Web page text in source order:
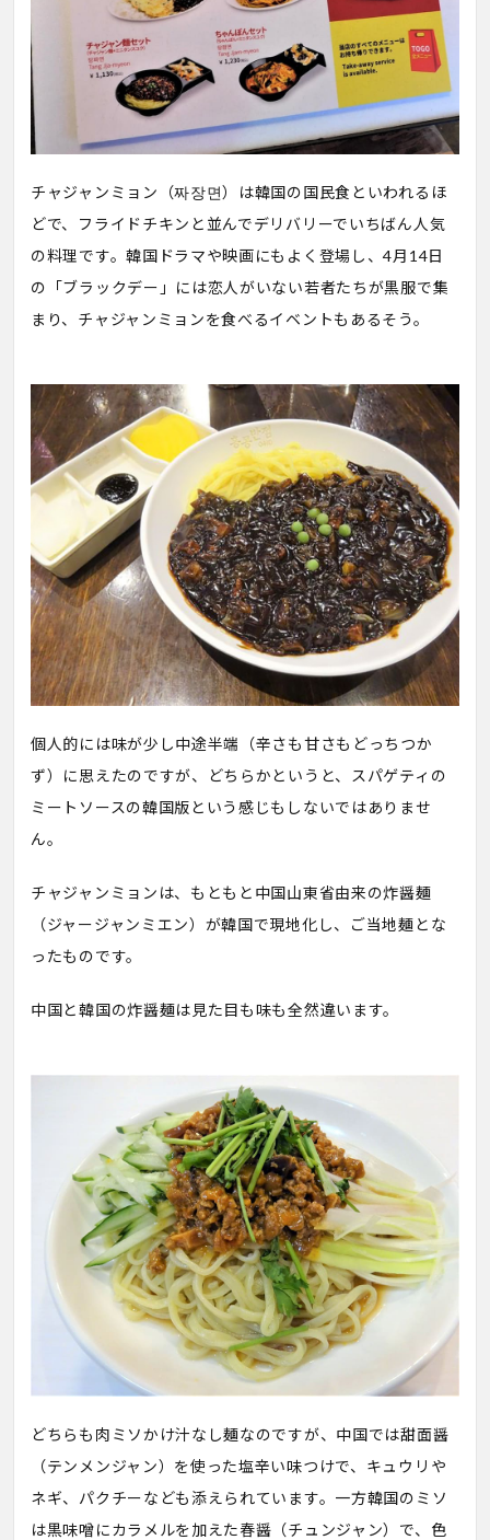
チャジャンミョン（짜장면）は韓国の国民食といわれるほ
どで、フライドチキンと並んでデリバリーでいちばん人気
の料理です。韓国ドラマや映画にもよく登場し、4月14日
の「ブラックデー」には恋人がいない若者たちが黒服で集
まり、チャジャンミョンを食べるイベントもあるそう。
個人的には味が少し中途半端（辛さも甘さもどっちつか
ず）に思えたのですが、どちらかというと、スパゲティの
ミートソースの韓国版という感じもしないではありませ
ん。
チャジャンミョンは、もともと中国山東省由来の炸醤麺
（ジャージャンミエン）が韓国で現地化し、ご当地麺とな
ったものです。
中国と韓国の炸醤麺は見た目も味も全然違います。
どちらも肉ミソかけ汁なし麺なのですが、中国では甜面醤
（テンメンジャン）を使った塩辛い味つけで、キュウリや
ネギ、パクチーなども添えられています。一方韓国のミソ
は黒味噌にカラメルを加えた春醤（チュンジャン）で、色